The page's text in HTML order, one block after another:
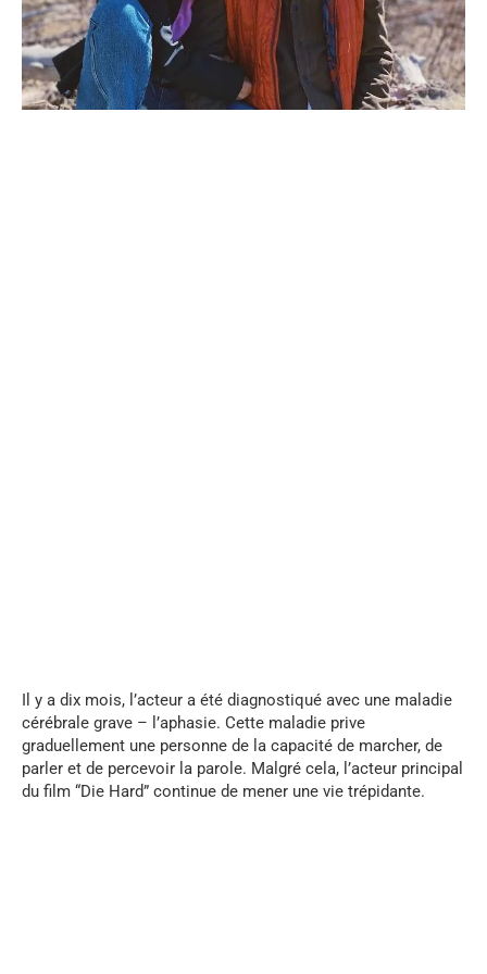
Il y a dix mois, l’acteur a été diagnostiqué avec une maladie
cérébrale grave – l’aphasie. Cette maladie prive
graduellement une personne de la capacité de marcher, de
parler et de percevoir la parole. Malgré cela, l’acteur principal
du film “Die Hard” continue de mener une vie trépidante.